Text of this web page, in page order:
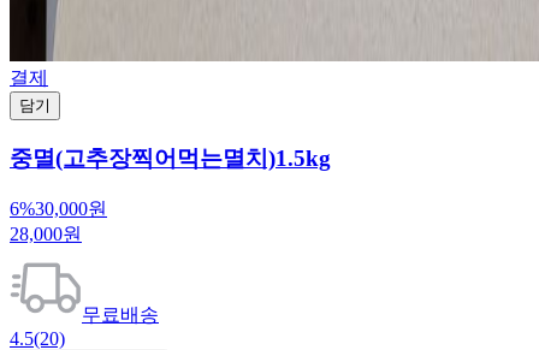
결제
담기
중멸(고추장찍어먹는멸치)1.5kg
6%30,000원
28,000원
무료배송
4.5(20)